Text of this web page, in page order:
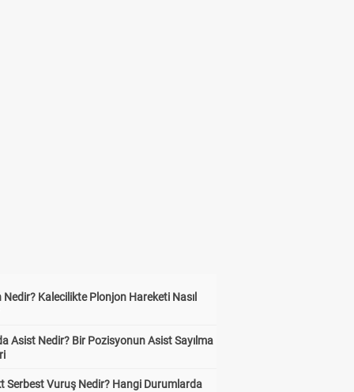
Nedir? Kalecilikte Plonjon Hareketi Nasıl
Asist Nedir? Bir Pozisyonun Asist Sayılma
Serbest Vuruş Nedir? Hangi Durumlarda